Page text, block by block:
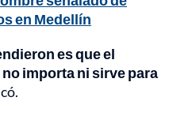
en Medellín
es que el
importa ni sirve para